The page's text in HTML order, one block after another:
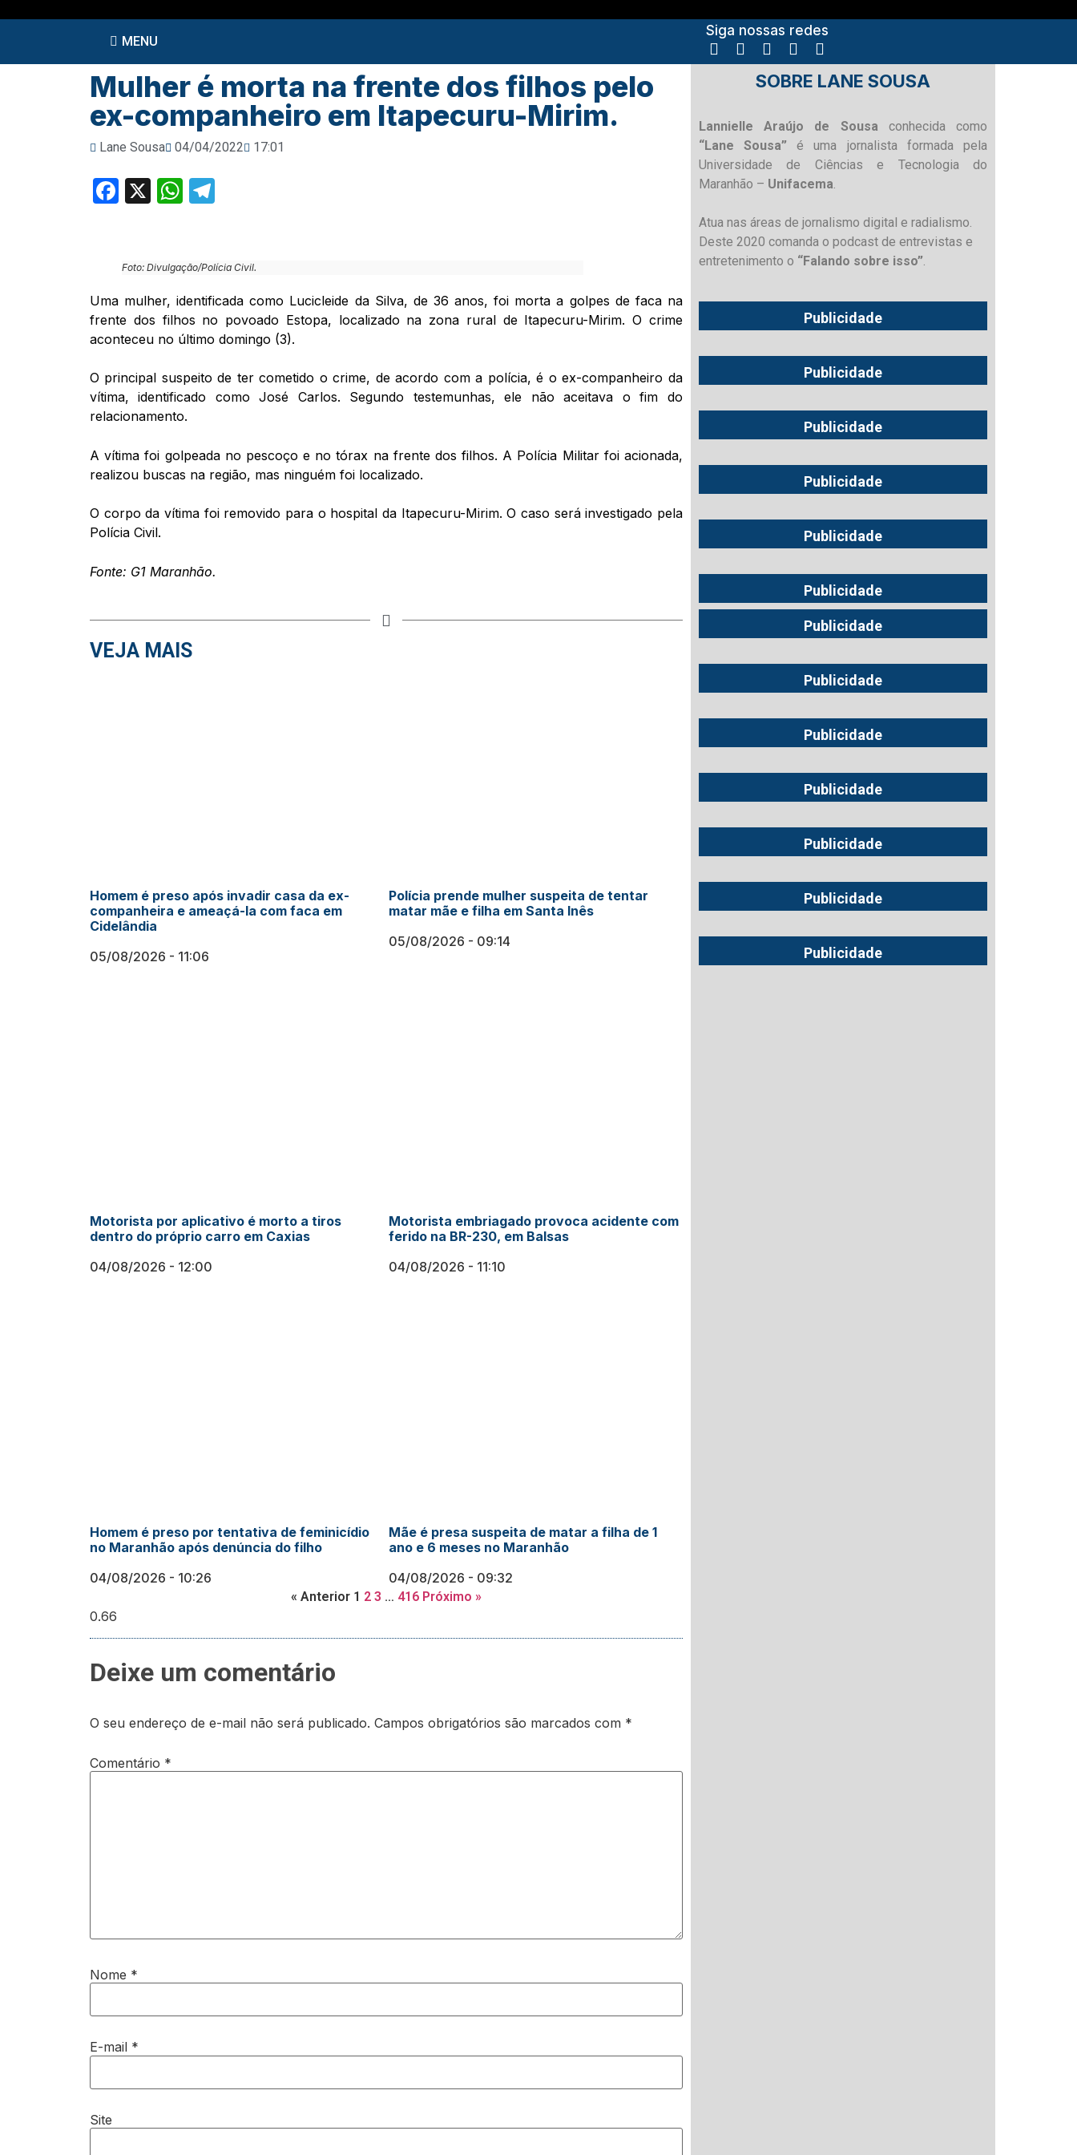
MENU
Siga nossas redes
Mulher é morta na frente dos filhos pelo
ex-companheiro em Itapecuru-Mirim.
Lane Sousa 04/04/2022 17:01
Facebook
X WhatsApp
Foto: Divulgação/Polícia Civil.
Uma mulher, identificada como Lucicleide da Silva, de 36 anos, foi morta a golpes de faca na
frente dos filhos no povoado Estopa, localizado na zona rural de Itapecuru-Mirim. O crime
aconteceu no último domingo (3).
O principal suspeito de ter cometido o crime, de acordo com a polícia, é o ex-companheiro da
vítima, identificado como José Carlos. Segundo testemunhas, ele não aceitava o fim do
relacionamento.
A vítima foi golpeada no pescoço e no tórax na frente dos filhos. A Polícia Militar foi acionada,
realizou buscas na região, mas ninguém foi localizado.
O corpo da vítima foi removido para o hospital da Itapecuru-Mirim. O caso será investigado pela
Polícia Civil.
Fonte: G1 Maranhão.
VEJA MAIS
Homem é preso após invadir casa da ex-
companheira e ameaçá-la com faca em
Cidelândia
05/08/2026
11:06
Polícia prende mulher suspeita de tentar
matar mãe e filha em Santa Inês
05/08/2026
09:14
Motorista por aplicativo é morto a tiros
dentro do próprio carro em Caxias
04/08/2026
12:00
Motorista embriagado provoca acidente com
ferido na BR-230, em Balsas
04/08/2026
11:10
Homem é preso por tentativa de feminicídio
no Maranhão após denúncia do filho
04/08/2026
10:26
Mãe é presa suspeita de matar a filha de 1
ano e 6 meses no Maranhão
04/08/2026
09:32
« Anterior 1 2 3 … 416 Próximo »
Deixe um comentário
O seu endereço de e-mail não será publicado. Campos obrigatórios são marcados com *
Comentário *
Nome *
E-mail *
Site
SOBRE LANE SOUSA
Lannielle Araújo de Sousa conhecida como
“Lane Sousa” é uma jornalista formada pela
Universidade de Ciências e Tecnologia do
Maranhão – Unifacema.
Atua nas áreas de jornalismo digital e radialismo.
Deste 2020 comanda o podcast de entrevistas e
entretenimento o “Falando sobre isso”.
Publicidade
Publicidade
Publicidade
Publicidade
Publicidade
Publicidade
Publicidade
Publicidade
Publicidade
Publicidade
Publicidade
Publicidade
Publicidade